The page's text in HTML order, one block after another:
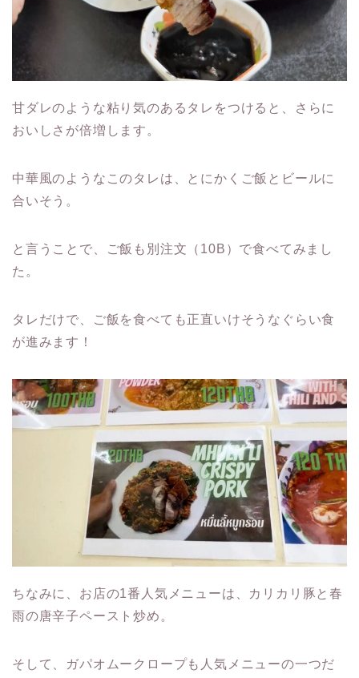
甘ダレのような粘り気のあるタレをつけると、さらに
おいしさが倍増します。
中華風のようなこのタレは、とにかくご飯とビールに
合いそう。
と言うことで、ご飯も別注文（10B）で食べてみまし
た。
タレだけで、ご飯を食べても正直いけそうなぐらい食
が進みます！
ちなみに、お店の1番人気メニューは、カリカリ豚と春
雨の唐辛子ペースト炒め。
そして、ガパオムークロープも人気メニューの一つだ